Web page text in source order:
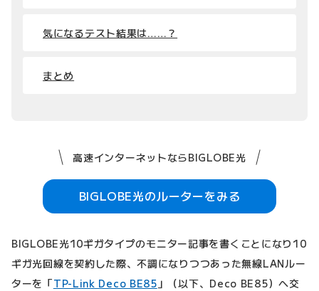
気になるテスト結果は……？
まとめ
高速インターネットならBIGLOBE光
BIGLOBE光のルーターをみる
BIGLOBE光10ギガタイプのモニター記事を書くことになり10
ギガ光回線を契約した際、不調になりつつあった無線LANルー
ターを「TP-Link Deco BE85 」（以下、Deco BE85）へ交